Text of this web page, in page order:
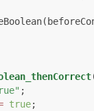
;
true;